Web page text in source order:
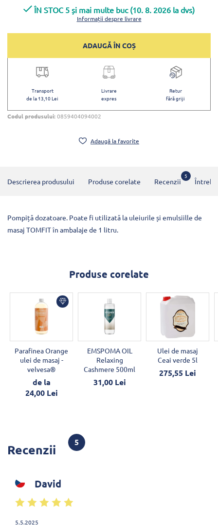
ÎN STOC 5 și mai multe buc (10. 8. 2026 la dvs)
Informații despre livrare
ADAUGĂ ÎN COȘ
Transport
de la 13,10 Lei
Livrare
expres
Retur
fără griji
Codul produsului:0859404094002
Adaugă la favorite
Descrierea produsului Produse corelate Recenzii
5
Pompiță dozatoare. Poate fi utilizată la uleiurile și emulsiille de
masaj TOMFIT în ambalaje de 1 litru.
Produse corelate
Parafinea Orange
ulei de masaj -
velvesa®
de la
24,00 Lei
EMSPOMA OIL
Relaxing
Cashmere 500ml
31,00 Lei
Ulei de masaj
Ceai verde 5l
275,55 Lei
Recenzii 5
David
5.5.2025